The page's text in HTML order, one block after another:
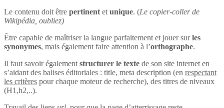
Le contenu doit être pertinent et unique. (Le copier-coller de
Wikipédia, oubliez)
Être capable de maîtriser la langue parfaitement et jouer surles
synonymes, mais également faire attention à l’orthographe.
Il faut savoir également structurer le texte de son site internet en
s’aidant des balises éditoriales : title, meta description (en respectant
les critères pour chaque moteur de recherche), des titres de niveaux
(H1,h2,..).